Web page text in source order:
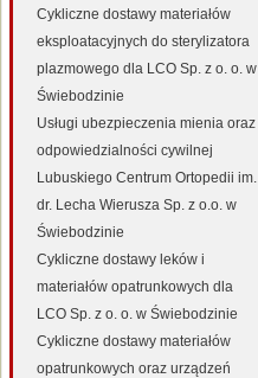
Cykliczne dostawy materiałów
eksploatacyjnych do sterylizatora
plazmowego dla LCO Sp. z o. o. w
Świebodzinie
Usługi ubezpieczenia mienia oraz
odpowiedzialności cywilnej
Lubuskiego Centrum Ortopedii im.
dr. Lecha Wierusza Sp. z o.o. w
Świebodzinie
Cykliczne dostawy leków i
materiałów opatrunkowych dla
LCO Sp. z o. o. w Świebodzinie
Cykliczne dostawy materiałów
opatrunkowych oraz urządzeń